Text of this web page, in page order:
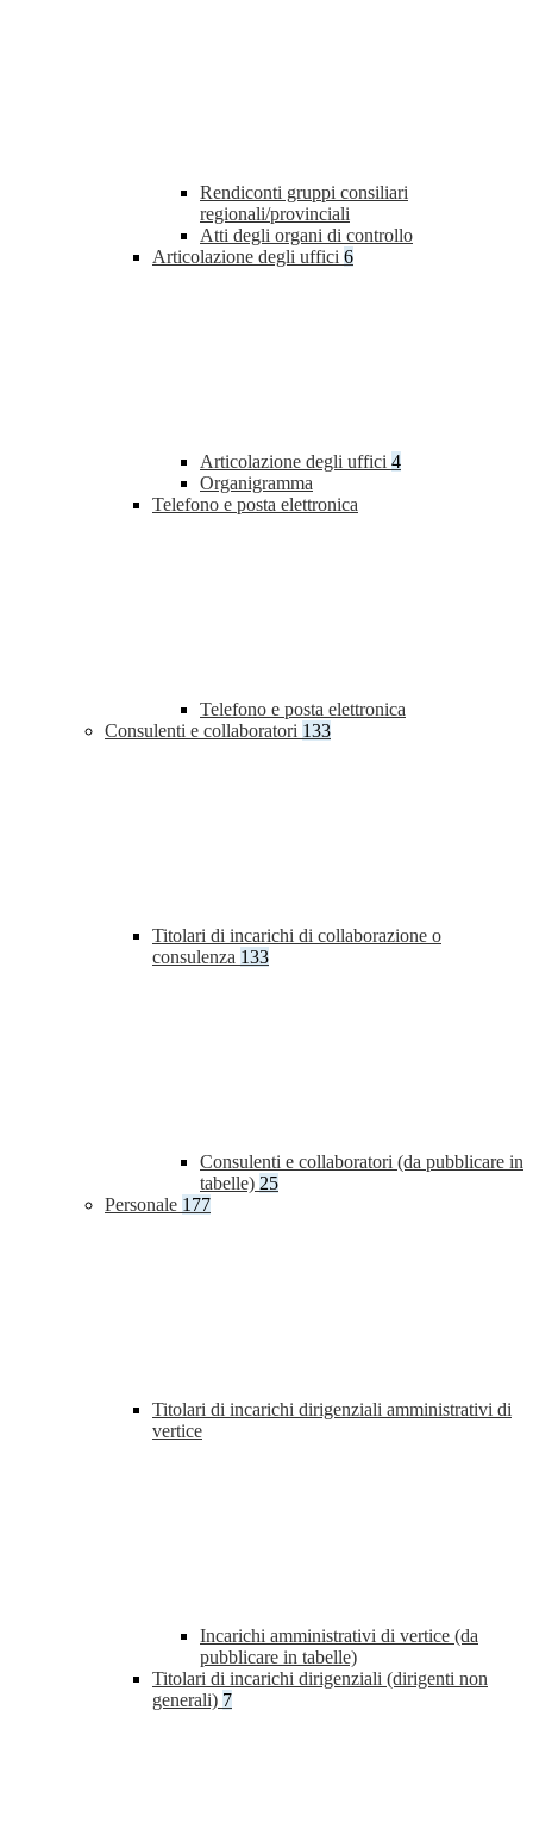
Rendiconti gruppi consiliari
regionali/provinciali
Atti degli organi di controllo
Articolazione degli uffici 6
Articolazione degli uffici 4
Organigramma
Telefono e posta elettronica
Telefono e posta elettronica
Consulenti e collaboratori 133
Titolari di incarichi di collaborazione o
consulenza 133
Consulenti e collaboratori (da pubblicare in
tabelle) 25
Personale 177
Titolari di incarichi dirigenziali amministrativi di
vertice
Incarichi amministrativi di vertice (da
pubblicare in tabelle)
Titolari di incarichi dirigenziali (dirigenti non
generali) 7